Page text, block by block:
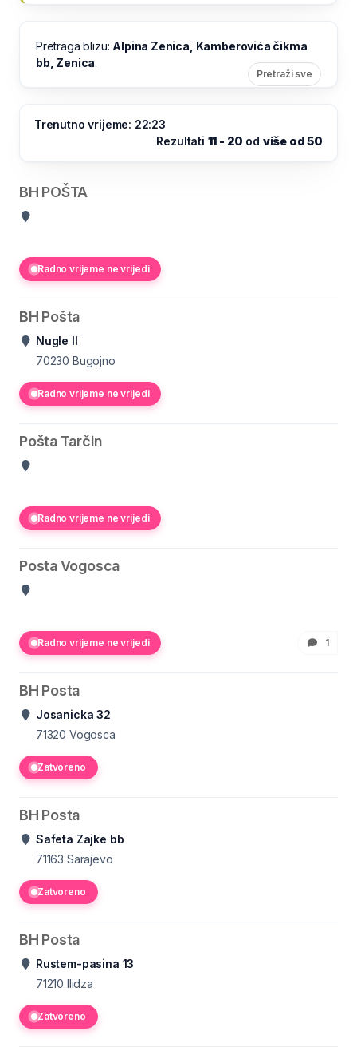
Pretraga blizu: Alpina Zenica, Kamberovića čikma
bb, Zenica.
Pretraži sve
Trenutno vrijeme: 22:23
Rezultati 11 - 20 od više od 50
BH POŠTA
Radno vrijeme ne vrijedi
BH Pošta
Nugle II
70230 Bugojno
Radno vrijeme ne vrijedi
Pošta Tarčin
Radno vrijeme ne vrijedi
Posta Vogosca
Radno vrijeme ne vrijedi 1
BH Posta
Josanicka 32
71320 Vogosca
Zatvoreno
BH Posta
Safeta Zajke bb
71163 Sarajevo
Zatvoreno
BH Posta
Rustem-pasina 13
71210 Ilidza
Zatvoreno